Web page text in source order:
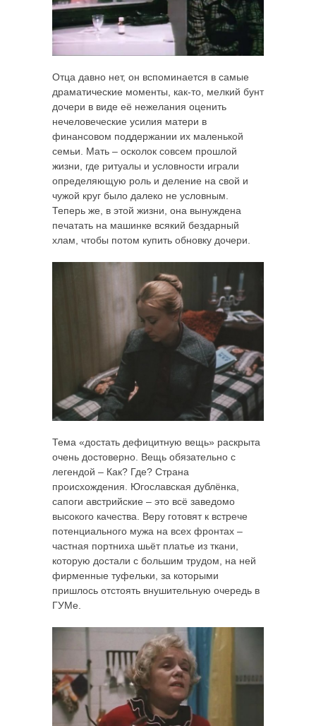
Отца давно нет, он вспоминается в самые
драматические моменты, как-то, мелкий бунт
дочери в виде её нежелания оценить
нечеловеческие усилия матери в
финансовом поддержании их маленькой
семьи. Мать – осколок совсем прошлой
жизни, где ритуалы и условности играли
определяющую роль и деление на свой и
чужой круг было далеко не условным.
Теперь же, в этой жизни, она вынуждена
печатать на машинке всякий бездарный
хлам, чтобы потом купить обновку дочери.
Тема «достать дефицитную вещь» раскрыта
очень достоверно. Вещь обязательно с
легендой – Как? Где? Страна
происхождения. Югославская дублёнка,
сапоги австрийские – это всё заведомо
высокого качества. Веру готовят к встрече
потенциального мужа на всех фронтах –
частная портниха шьёт платье из ткани,
которую достали с большим трудом, на ней
фирменные туфельки, за которыми
пришлось отстоять внушительную очередь в
ГУМе.